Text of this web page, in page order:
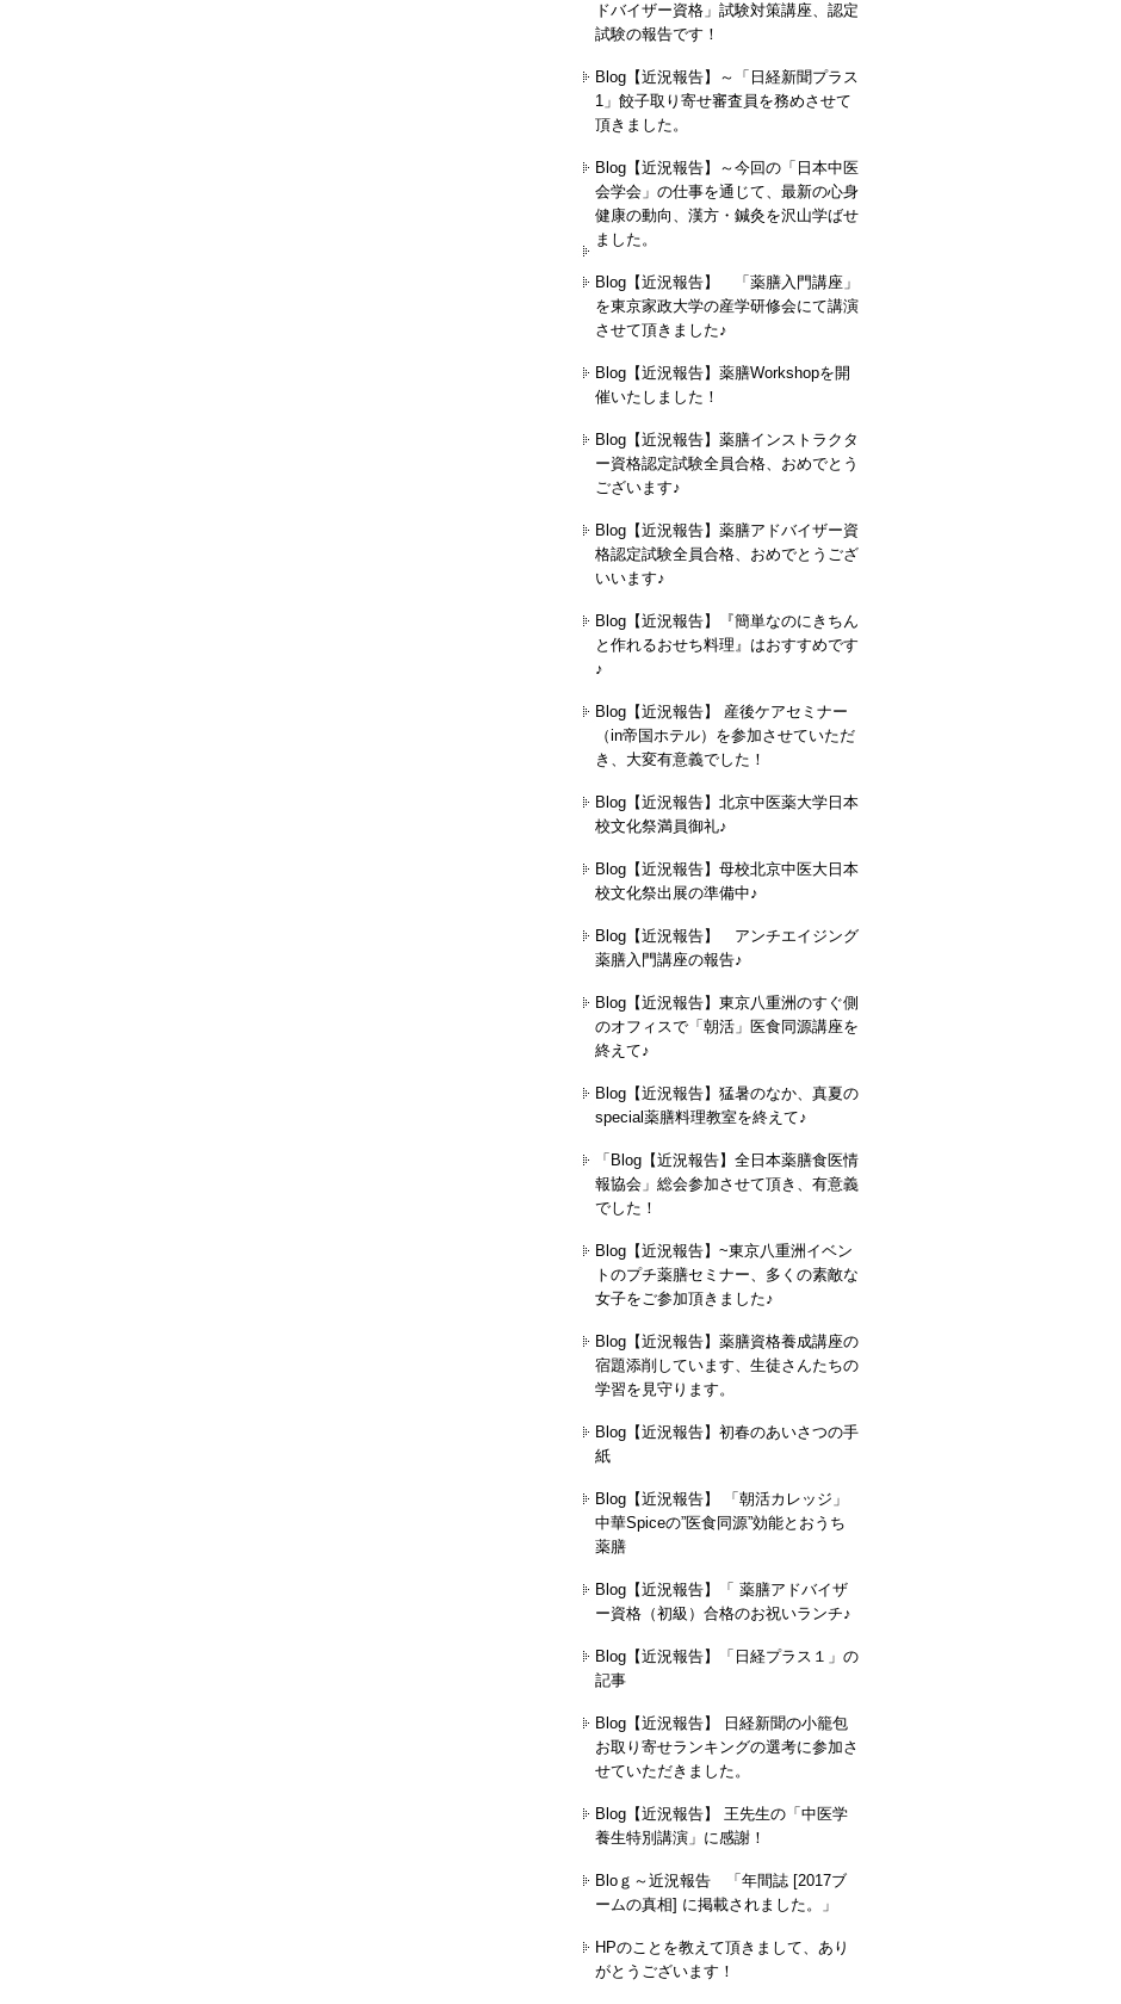
ドバイザー資格」試験対策講座、認定
試験の報告です！
Blog【近況報告】～「日経新聞プラス
1」餃子取り寄せ審査員を務めさせて
頂きました。
Blog【近況報告】～今回の「日本中医
会学会」の仕事を通じて、最新の心身
健康の動向、漢方・鍼灸を沢山学ばせ
ました。
Blog【近況報告】 「薬膳入門講座」
を東京家政大学の産学研修会にて講演
させて頂きました♪
Blog【近況報告】薬膳Workshopを開
催いたしました！
Blog【近況報告】薬膳インストラクタ
ー資格認定試験全員合格、おめでとう
ございます♪
Blog【近況報告】薬膳アドバイザー資
格認定試験全員合格、おめでとうござ
いいます♪
Blog【近況報告】『簡単なのにきちん
と作れるおせち料理』はおすすめです
♪
Blog【近況報告】 産後ケアセミナー
（in帝国ホテル）を参加させていただ
き、大変有意義でした！
Blog【近況報告】北京中医薬大学日本
校文化祭満員御礼♪
Blog【近況報告】母校北京中医大日本
校文化祭出展の準備中♪
Blog【近況報告】 アンチエイジング
薬膳入門講座の報告♪
Blog【近況報告】東京八重洲のすぐ側
のオフィスで「朝活」医食同源講座を
終えて♪
Blog【近況報告】猛暑のなか、真夏の
special薬膳料理教室を終えて♪
「Blog【近況報告】全日本薬膳食医情
報協会」総会参加させて頂き、有意義
でした！
Blog【近況報告】~東京八重洲イベン
トのプチ薬膳セミナー、多くの素敵な
女子をご参加頂きました♪
Blog【近況報告】薬膳資格養成講座の
宿題添削しています、生徒さんたちの
学習を見守ります。
Blog【近況報告】初春のあいさつの手
紙
Blog【近況報告】 「朝活カレッジ」
中華Spiceの”医食同源”効能とおうち
薬膳
Blog【近況報告】「 薬膳アドバイザ
ー資格（初級）合格のお祝いランチ♪
Blog【近況報告】「日経プラス１」の
記事
Blog【近況報告】 日経新聞の小籠包
お取り寄せランキングの選考に参加さ
せていただきました。
Blog【近況報告】 王先生の「中医学
養生特別講演」に感謝！
Bloｇ～近況報告 「年間誌 [2017ブ
ームの真相] に掲載されました。」
HPのことを教えて頂きまして、あり
がとうございます！